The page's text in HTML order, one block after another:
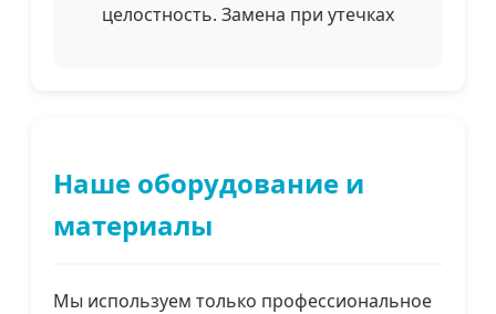
целостность. Замена при утечках
Наше оборудование и
материалы
Мы используем только профессиональное